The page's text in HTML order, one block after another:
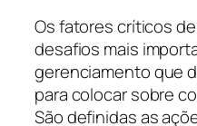
Os fatores críticos
desafios mais
gerenciamento que
para colocar sobre
São definidas as